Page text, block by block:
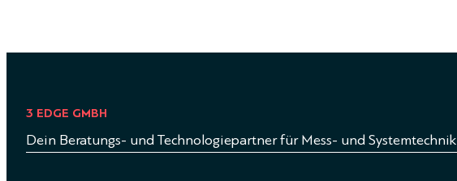
3 EDGE GMBH
Dein Beratungs- und Technologiepartner für Mess- und Systemtechnik